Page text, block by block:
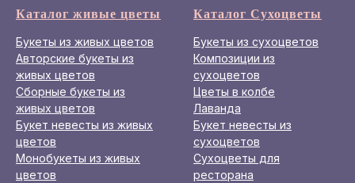
Каталог живые цветы
Букеты из живых цветов
Авторские букеты из
живых цветов
Сборные букеты из
живых цветов
Букет невесты из живых
цветов
Монобукеты из живых
цветов
Каталог Сухоцветы
Букеты из сухоцветов
Композиции из
сухоцветов
Цветы в колбе
Лаванда
Букет невесты из
сухоцветов
Сухоцветы для
ресторана